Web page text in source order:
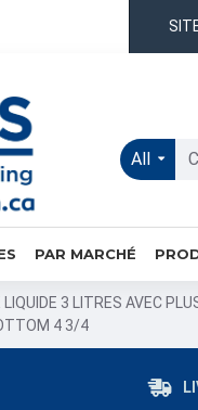
All
PAR MARCHÉ
3 LITRES AVEC
4 3/4